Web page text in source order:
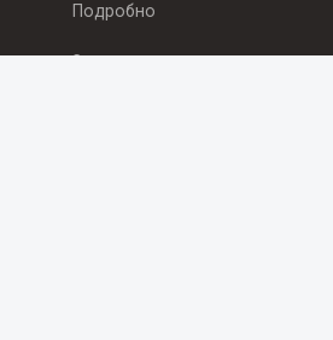
Подробно
Здоровье